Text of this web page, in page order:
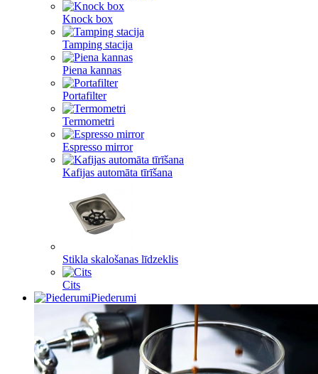
Knock box
Tamping stacija
Piena kannas
Portafilter
Termometri
Espresso mirror
Kafijas automāta tīrīšana
Stikla skalošanas līdzeklis
Cits
Piederumi